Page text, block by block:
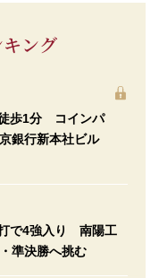
ング
徒歩1分 コインパ
銀行新本社ビル
打で4強入り 南陽工
準決勝へ挑む